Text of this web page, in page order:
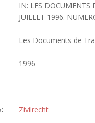
IN: LES DOCUMENTS
JUILLET 1996.
Les Documents de
1996
Zivilrecht